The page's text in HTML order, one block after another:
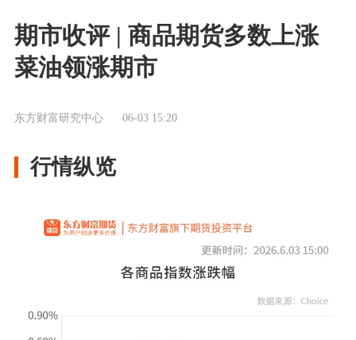
期市收评 | 商品期货多数上涨
菜油领涨期市
东方财富研究中心 06-03 15:20
行情纵览